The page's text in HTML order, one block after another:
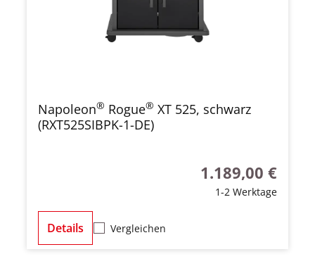
Napoleon® Rogue® XT 525, schwarz
(RXT525SIBPK-1-DE)
Regulärer Preis:
1.189,00 €
1-2 Werktage
Details Vergleichen